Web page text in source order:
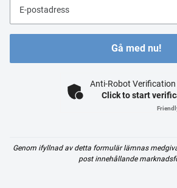
E-postadress
Gå med nu!
Anti-Robot Verification
Click to start
Genom ifyllnad av detta formulär lämnas
post innehållande